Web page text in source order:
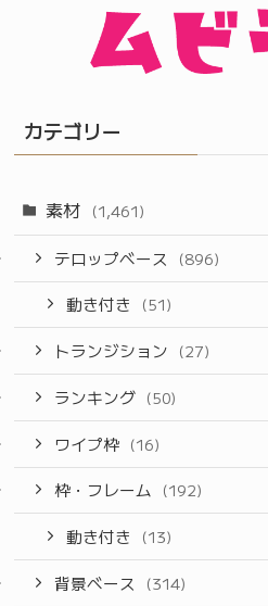
カテゴリー
素材 (1,461)
テロップベース (896)
動き付き (51)
トランジション (27)
ランキング (50)
ワイプ枠 (16)
枠・フレーム (192)
動き付き (13)
背景ベース (314)